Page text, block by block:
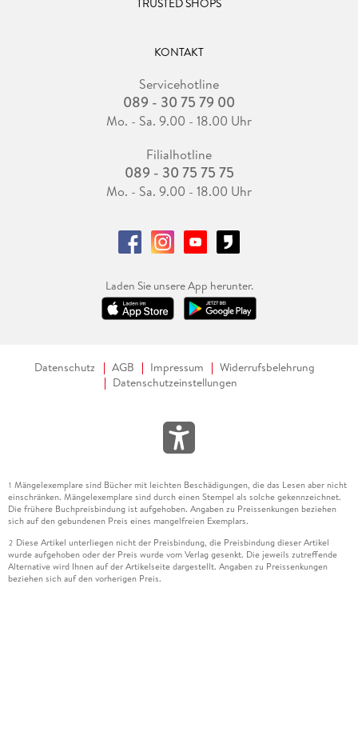
TRUSTED SHOPS
KONTAKT
Servicehotline
089 - 30 75 79 00
Mo. - Sa. 9.00 - 18.00 Uhr
Filialhotline
089 - 30 75 75 75
Mo. - Sa. 9.00 - 18.00 Uhr
Laden Sie unsere App herunter.
Datenschutz AGB Impressum
Widerrufsbelehrung
Datenschutzeinstellungen
1 Mängelexemplare sind Bücher mit leichten Beschädigungen, die das Lesen aber nicht
einschränken. Mängelexemplare sind durch einen Stempel als solche gekennzeichnet.
Die frühere Buchpreisbindung ist aufgehoben. Angaben zu Preissenkungen beziehen
sich auf den gebundenen Preis eines mangelfreien Exemplars.
2 Diese Artikel unterliegen nicht der Preisbindung, die Preisbindung dieser Artikel
wurde aufgehoben oder der Preis wurde vom Verlag gesenkt. Die jeweils zutreffende
Alternative wird Ihnen auf der Artikelseite dargestellt. Angaben zu Preissenkungen
beziehen sich auf den vorherigen Preis.